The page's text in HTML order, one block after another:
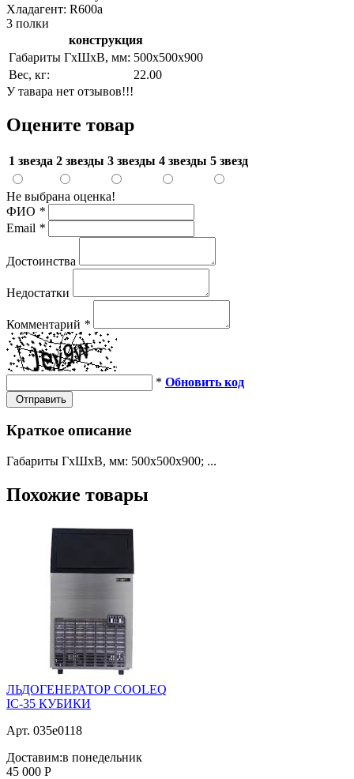
Хладагент: R600a
3 полки
конструкция
Габариты ГхШхВ, мм: 500х500х900
Вес, кг:
22.00
У тавара нет отзывов!!!
Оцените товар
1 звезда 2 звезды 3 звезды 4 звезды 5 звезд
Не выбрана оценка!
ФИО *
Email *
Достоинства
Недостатки
Комментарий *
* Обновить код
Отправить
Краткое описание
Габариты ГхШхВ, мм: 500х500х900; ...
Похожие товары
ЛЬДОГЕНЕРАТОР COOLEQ
IC-35 КУБИКИ
Арт. 035e0118
Доставим:в понедельник
45 000 Р